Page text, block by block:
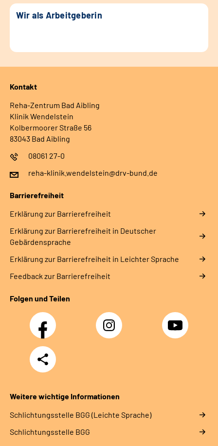
Wir als Arbeitgeberin
Kontakt
Reha-Zentrum Bad Aibling
Klinik Wendelstein
Kolbermoorer Straße 56
83043 Bad Aibling
08061 27-0
reha-klinik.wendelstein@drv-bund.de
Barrierefreiheit
Erklärung zur Barrierefreiheit
Erklärung zur Barrierefreiheit in Deutscher
Gebärdensprache
Erklärung zur Barrierefreiheit in Leichter Sprache
Feedback zur Barrierefreiheit
Folgen und Teilen
Facebook Instagram YouTube
Teilen
Weitere wichtige Informationen
Schlich­tungs­stel­le BGG (Leichte Sprache)
Schlich­tungs­stel­le BGG